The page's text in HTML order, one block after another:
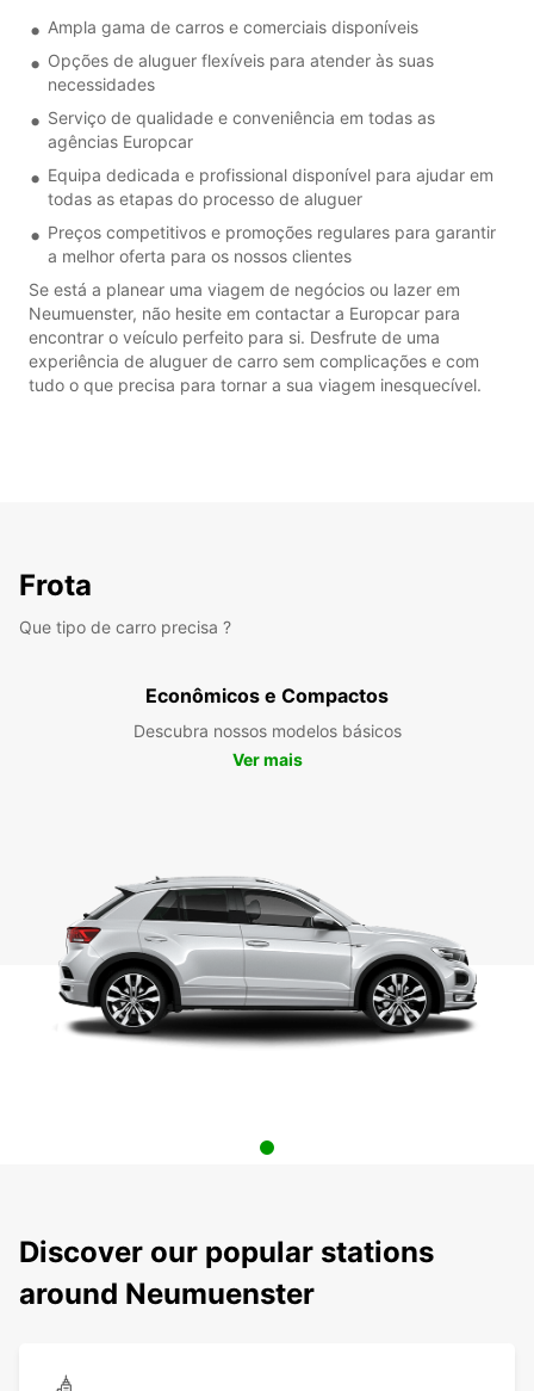
Ampla gama de carros e comerciais disponíveis
Opções de aluguer flexíveis para atender às suas
necessidades
Serviço de qualidade e conveniência em todas as
agências Europcar
Equipa dedicada e profissional disponível para ajudar em
todas as etapas do processo de aluguer
Preços competitivos e promoções regulares para garantir
a melhor oferta para os nossos clientes
Se está a planear uma viagem de negócios ou lazer em
Neumuenster, não hesite em contactar a Europcar para
encontrar o veículo perfeito para si. Desfrute de uma
experiência de aluguer de carro sem complicações e com
tudo o que precisa para tornar a sua viagem inesquecível.
Frota
Que tipo de carro precisa ?
Econômicos e Compactos
Descubra nossos modelos básicos
Ver mais
Discover our popular stations
around Neumuenster